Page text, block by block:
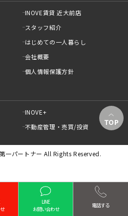
TOP
INOVE賃貸 近大前店
スタッフ紹介
はじめての一人暮らし
会社概要
個人情報保護方針
INOVE+
不動産管理・売買/投資
一パートナー All Rights Reserved.
LINE
お問い合わせ
電話する